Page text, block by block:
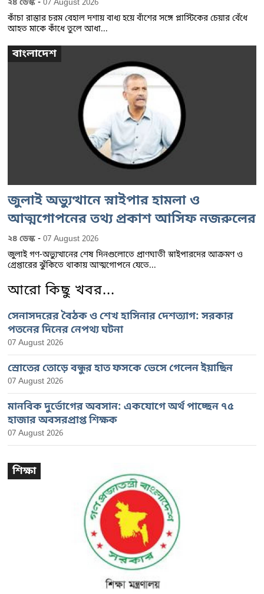
২৪ ডেস্ক
07 August 2026
কাঁচা রাস্তার চরম বেহাল দশায় বাধ্য হয়ে বাঁশের সঙ্গে প্লাস্টিকের চেয়ার বেঁধে
আহত মাকে কাঁধে তুলে আধা...
বাংলাদেশ
জুলাই অভ্যুত্থানে স্নাইপার হামলা ও
আত্মগোপনের তথ্য প্রকাশ আসিফ নজরুলের
২৪ ডেস্ক - 07 August 2026
জুলাই গণ-অভ্যুত্থানের শেষ দিনগুলোতে প্রাণঘাতী স্নাইপারদের আক্রমণ ও
গ্রেপ্তারের ঝুঁকিতে থাকায় আত্মগোপনে যেতে...
আরো কিছু খবর...
সেনাসদরের বৈঠক ও শেখ হাসিনার দেশত্যাগ: সরকার
পতনের দিনের নেপথ্য ঘটনা
07 August 2026
স্রোতের তোড়ে বন্ধুর হাত ফসকে ভেসে গেলেন ইয়াছিন
07 August 2026
মানবিক দুর্ভোগের অবসান: একযোগে অর্থ পাচ্ছেন ৭৫
হাজার অবসরপ্রাপ্ত শিক্ষক
07 August 2026
শিক্ষা